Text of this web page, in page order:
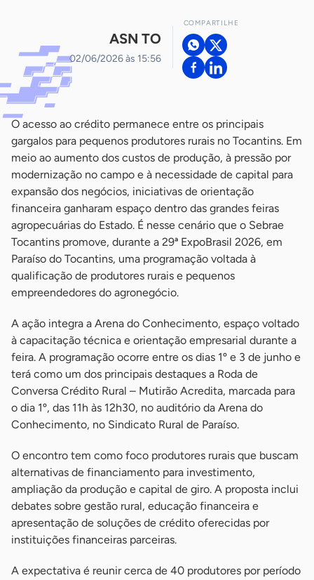
ASN TO
02/06/2026 às 15:56
COMPARTILHE
O acesso ao crédito permanece entre os principais
gargalos para pequenos produtores rurais no Tocantins. Em
meio ao aumento dos custos de produção, à pressão por
modernização no campo e à necessidade de capital para
expansão dos negócios, iniciativas de orientação
financeira ganharam espaço dentro das grandes feiras
agropecuárias do Estado. É nesse cenário que o Sebrae
Tocantins promove, durante a 29ª ExpoBrasil 2026, em
Paraíso do Tocantins, uma programação voltada à
qualificação de produtores rurais e pequenos
empreendedores do agronegócio.
A ação integra a Arena do Conhecimento, espaço voltado
à capacitação técnica e orientação empresarial durante a
feira. A programação ocorre entre os dias 1º e 3 de junho e
terá como um dos principais destaques a Roda de
Conversa Crédito Rural – Mutirão Acredita, marcada para
o dia 1º, das 11h às 12h30, no auditório da Arena do
Conhecimento, no Sindicato Rural de Paraíso.
O encontro tem como foco produtores rurais que buscam
alternativas de financiamento para investimento,
ampliação da produção e capital de giro. A proposta inclui
debates sobre gestão rural, educação financeira e
apresentação de soluções de crédito oferecidas por
instituições financeiras parceiras.
A expectativa é reunir cerca de 40 produtores por período